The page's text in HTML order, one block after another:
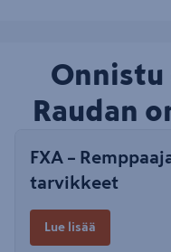
Onnistu
Raudan
FXA –
tarvikkeet
Lue lisää